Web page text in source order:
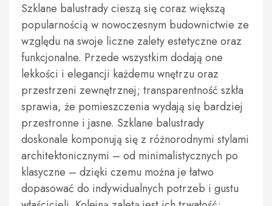
Szklane balustrady cieszą się coraz większą
popularnością w nowoczesnym budownictwie ze
względu na swoje liczne zalety estetyczne oraz
funkcjonalne. Przede wszystkim dodają one
lekkości i elegancji każdemu wnętrzu oraz
przestrzeni zewnętrznej; transparentność szkła
sprawia, że pomieszczenia wydają się bardziej
przestronne i jasne. Szklane balustrady
doskonale komponują się z różnorodnymi stylami
architektonicznymi – od minimalistycznych po
klasyczne – dzięki czemu można je łatwo
dopasować do indywidualnych potrzeb i gustu